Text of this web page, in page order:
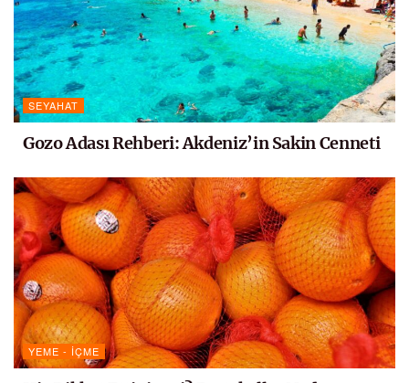
SEYAHAT
Gozo Adası Rehberi: Akdeniz’in Sakin Cenneti
YEME - İÇME